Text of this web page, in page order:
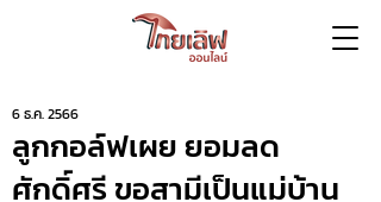
ลูกกอล์ฟเผย ยอมลด
ศักดิ์ศรี ขอสามีเป็นแม่บ้าน
6 ธ.ค. 2566